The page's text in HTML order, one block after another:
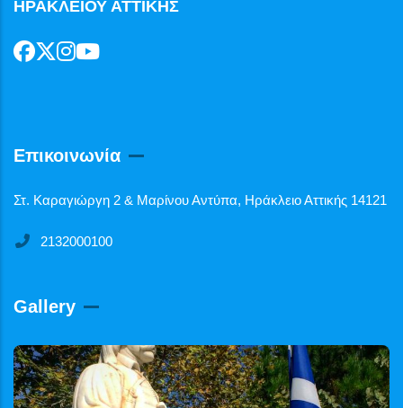
ΗΡΑΚΛΕΙΟΥ ΑΤΤΙΚΗΣ
Επικοινωνία
Στ. Καραγιώργη 2 & Μαρίνου Αντύπα, Ηράκλειο Αττικής 14121
2132000100
Gallery